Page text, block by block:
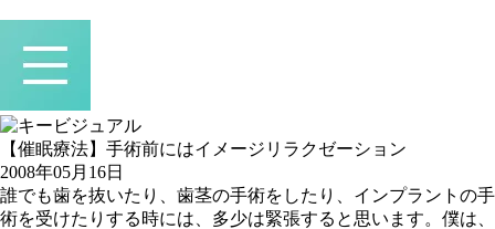
【催眠療法】手術前にはイメージリラクゼーション
2008年05月16日
誰でも歯を抜いたり、歯茎の手術をしたり、インプラントの手
術を受けたりする時には、多少は緊張すると思います。僕は、